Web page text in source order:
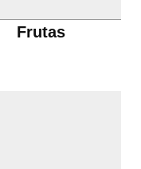
Frutas